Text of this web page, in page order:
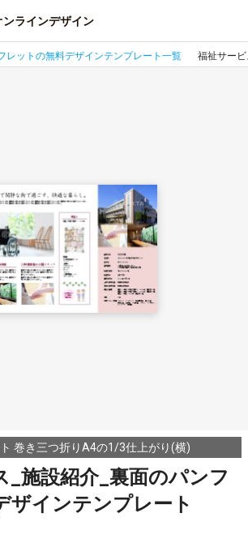
ンラインデザイン
レットの無料デザインテンプレート一覧 福祉サービ
巻き三つ折りA4の1/3仕上がり(横)
_施設紹介_裏面のパンフ
ザインテンプレート